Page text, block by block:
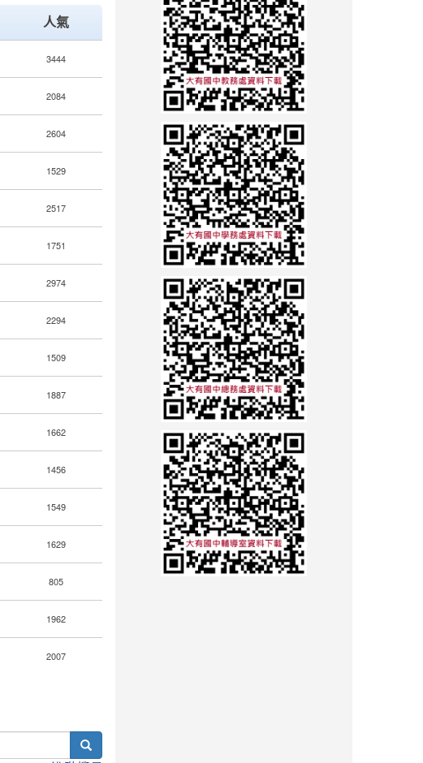
人氣
3444
2084
2604
1529
2517
1751
2974
2294
1509
1887
1662
1456
1549
1629
805
1962
2007